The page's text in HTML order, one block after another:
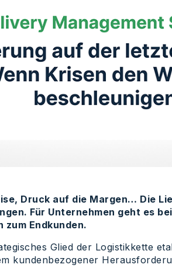
Druck auf die Margen… Die
Für Unternehmen geht es
Endkunden.
Glied der Logistikkette
kundenbezogener